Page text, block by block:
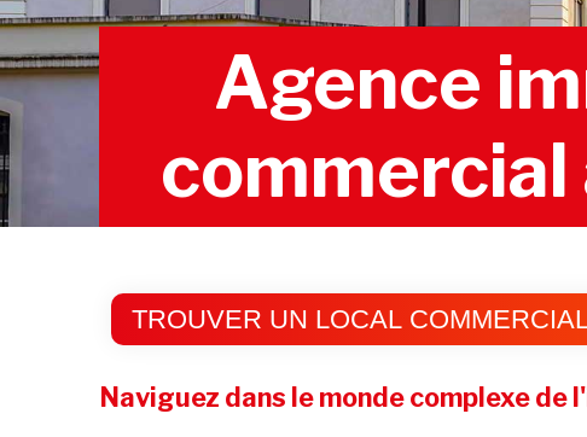
Agence
TROUVER UN LOCAL
Naviguez dans le monde complexe de